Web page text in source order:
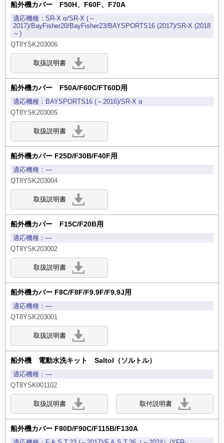
船外機カバー F50H、F60F、F70A
SR-X α/SR-X (～
2017)/BayFisher20/BayFisher23/BAYSPORTS16 (2017)/SR-X (2018
～)
QT8YSK203006
船外機カバー F50A/F60C/FT60D用
BAYSPORTS16 (～2016)/SR-X α
QT8YSK203005
船外機カバー F25D/F30B/F40F用
―
QT8YSK203004
船外機カバー F15C/F20B用
―
QT8YSK203002
船外機カバー F8C/F8F/F9.9F/F9.9J用
―
QT8YSK203001
船外機 電動水洗キット Saltol（ソルトル）
―
QT8YSK001102
船外機カバー F80D/F90C/F115B/F130A